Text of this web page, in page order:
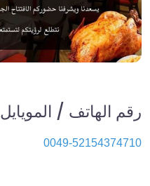
رقم الهاتف / المويايل
0049-52154374710